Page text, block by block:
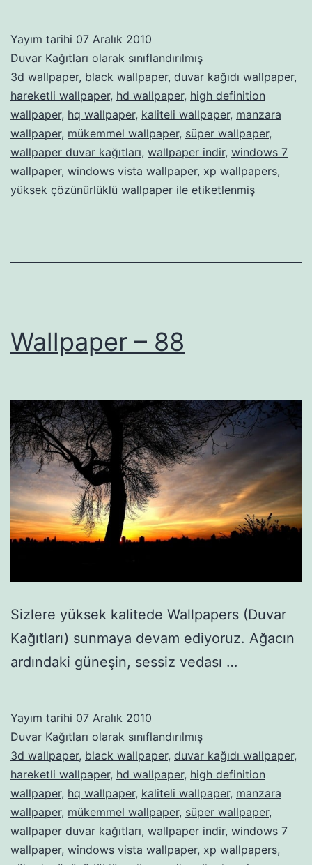
Yayım tarihi 07 Aralık 2010
Duvar Kağıtları olarak sınıflandırılmış
3d wallpaper, black wallpaper, duvar kağıdı wallpaper,
hareketli wallpaper, hd wallpaper, high definition
wallpaper, hq wallpaper, kaliteli wallpaper, manzara
wallpaper, mükemmel wallpaper, süper wallpaper,
wallpaper duvar kağıtları, wallpaper indir, windows 7
wallpaper, windows vista wallpaper, xp wallpapers,
yüksek çözünürlüklü wallpaper ile etiketlenmiş
Wallpaper – 88
Sizlere yüksek kalitede Wallpapers (Duvar
Kağıtları) sunmaya devam ediyoruz. Ağacın
ardındaki güneşin, sessiz vedası …
Yayım tarihi 07 Aralık 2010
Duvar Kağıtları olarak sınıflandırılmış
3d wallpaper, black wallpaper, duvar kağıdı wallpaper,
hareketli wallpaper, hd wallpaper, high definition
wallpaper, hq wallpaper, kaliteli wallpaper, manzara
wallpaper, mükemmel wallpaper, süper wallpaper,
wallpaper duvar kağıtları, wallpaper indir, windows 7
wallpaper, windows vista wallpaper, xp wallpapers,